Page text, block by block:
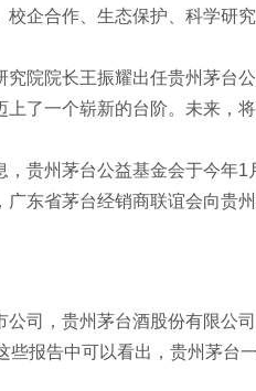
校企合作、生态保护、科学研
究院院长王振耀出任贵州茅台
上了一个崭新的台阶。未来，
，贵州茅台公益基金会于今年
东省茅台经销商联谊会向贵
司，贵州茅台酒股份有限公
些报告中可以看出，贵州茅台